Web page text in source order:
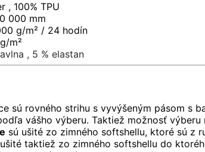
, 100% TPU
000 mm
g/m² / 24 hodín
m²
, 5 % elastan
sú rovného strihu s vyvýšeným pásom s
vášho výberu. Taktiež možnosť
sú ušité zo zimného softshellu, ktoré sú z
taktiež zo zimného softshellu do